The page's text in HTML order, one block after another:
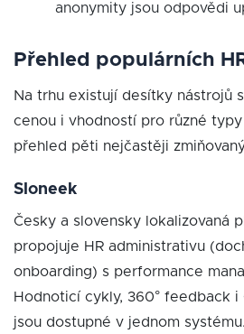
anonymity jsou odpovědi
Přehled populárních
Na trhu existují desítky nástrojů
cenou i vhodností pro různé
přehled pěti nejčastěji
Sloneek
Česky a slovensky lokalizovaná
propojuje HR administrativu
onboarding) s performance
Hodnoticí cykly, 360° feedback i
jsou dostupné v jednom